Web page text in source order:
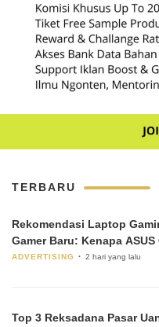
TERBARU
Rekomendasi Laptop
Gamer Baru: Kenapa ASUS
ADVERTISING 2 hari yang lalu
Top 3 Reksadana Pasar